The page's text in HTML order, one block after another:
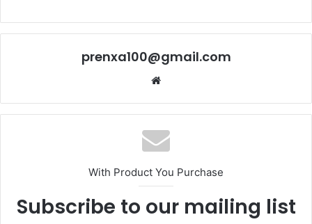
prenxa100@gmail.com
With Product You Purchase
Subscribe to our mailing list